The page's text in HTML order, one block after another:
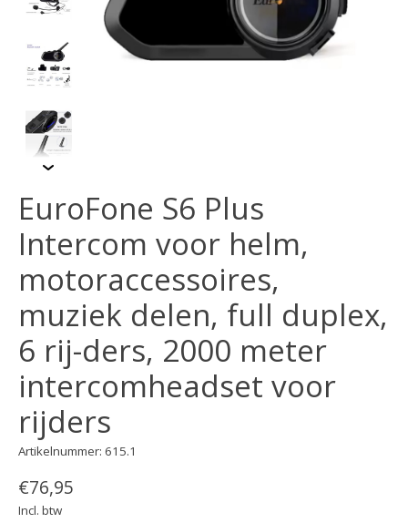
EuroFone S6 Plus
Intercom voor helm,
motoraccessoires,
muziek delen, full duplex,
6 rij-ders, 2000 meter
intercomheadset voor
rijders
Artikelnummer: 615.1
€76,95
Incl. btw